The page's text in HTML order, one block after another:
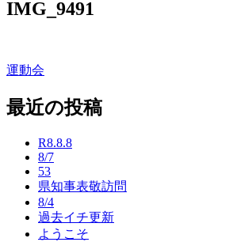
IMG_9491
投
稿
運動会
最近の投稿
R8.8.8
8/7
53
県知事表敬訪問
8/4
過去イチ更新
ようこそ